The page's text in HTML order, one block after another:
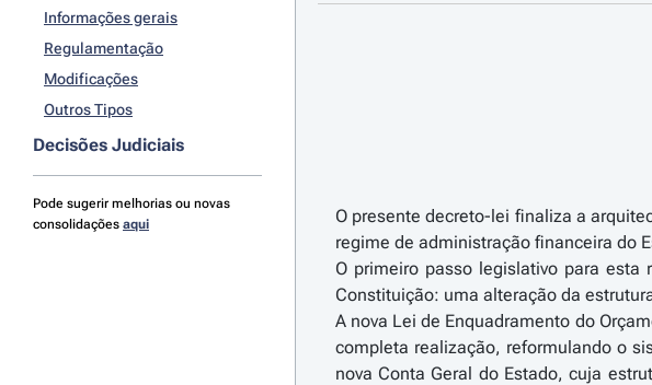
Informações gerais
Regulamentação
Modificações
Outros Tipos
Decisões Judiciais
Pode sugerir melhorias ou novas
consolidações aqui
O presente decreto-lei finaliza a
regime de administração financeira do
O primeiro passo legislativo para
Constituição: uma alteração da
A nova Lei de Enquadramento do
completa realização, reformulando o
nova Conta Geral do Estado, cuja